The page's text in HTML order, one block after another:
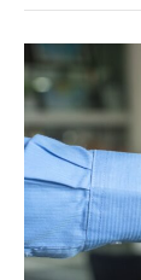
de
remerciement
qui
alimente
notre
fierté
notre
engagement
chez
EDIIS